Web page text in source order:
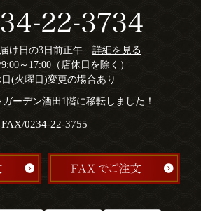
け日の3日前正午 詳細を見る
～17:00（店休日を除く）
(火曜日)変更の場合あり
ーデン酒田1階に移転しました！
FAX/0234-22-3755